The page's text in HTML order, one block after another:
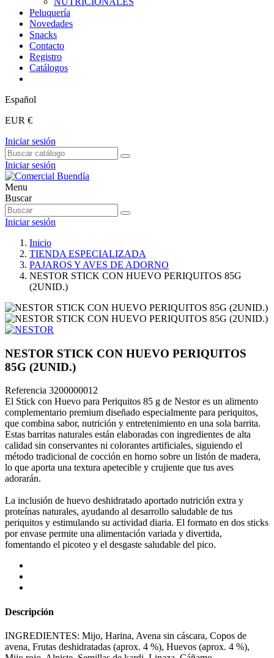
Peluquería
Novedades
Snacks
Contacto
Registro
Catálogos
Español
EUR €
Iniciar sesión
Iniciar sesión
Menu
Buscar
Iniciar sesión
Inicio
TIENDA ESPECIALIZADA
PAJAROS Y AVES DE ADORNO
NESTOR STICK CON HUEVO PERIQUITOS 85G
(2UNID.)
NESTOR STICK CON HUEVO PERIQUITOS
85G (2UNID.)
Referencia 3200000012
El Stick con Huevo para Periquitos 85 g de Nestor es un alimento
complementario premium diseñado especialmente para periquitos,
que combina sabor, nutrición y entretenimiento en una sola barrita.
Estas barritas naturales están elaboradas con ingredientes de alta
calidad sin conservantes ni colorantes artificiales, siguiendo el
método tradicional de cocción en horno sobre un listón de madera,
lo que aporta una textura apetecible y crujiente que tus aves
adorarán.
La inclusión de huevo deshidratado aportado nutrición extra y
proteínas naturales, ayudando al desarrollo saludable de tus
periquitos y estimulando su actividad diaria. El formato en dos sticks
por envase permite una alimentación variada y divertida,
fomentando el picoteo y el desgaste saludable del pico.
Descripción
INGREDIENTES: Mijo, Harina, Avena sin cáscara, Copos de
avena, Frutas deshidratadas (aprox. 4 %), Huevos (aprox. 4 %),